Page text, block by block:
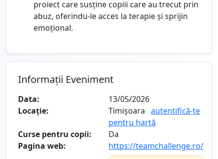
proiect care susține copiii care au trecut prin
abuz, oferindu-le acces la terapie și sprijin
emoțional.
Informații Eveniment
Data:
13/05/2026
Locație:
Timișoara autentifică-te
pentru hartă
Curse pentru copii:
Da
Pagina web:
https://teamchallenge.ro/